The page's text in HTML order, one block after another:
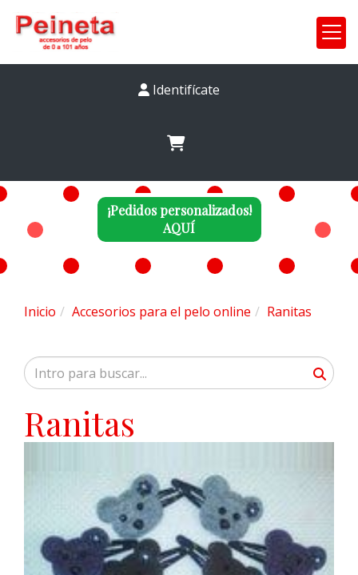
Identifícate
¡Pedidos personalizados!
AQUÍ
Inicio Accesorios para el pelo online Ranitas
Ranitas